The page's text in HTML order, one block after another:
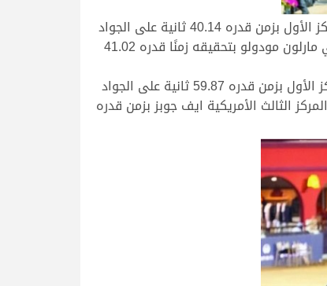
وفي شوط 5 نجوم على ارتفاع 155 سم، تأهل 13 فارسًا إلى جولة التمايز، حيث توجت الأمريكية كريستين فانديرفين بالمركز الأول بزمن قدره 40.14 ثانية على الجواد
«بل رن»، تلتها السويسرية ناديا بيتر شتينر ب 40.53 ثانية على الجواد «كليرراوند»، في حين جاء في المركز الثالث البرازيلي مارلون مودولو بتحقيقه زمنًا قدره 41.02
وشهد شوط فئة الخمس نجوم على ارتفاع 145 ثانية إثارة بين الفرسان، حيث توج الفارس الألماني فيليب وايشابت بالمركز الأول بزمن قدره 59.87 ثانية على الجواد
في حين جاءت في المركز الثالث الأمريكية ايف جوبز بزمن قدره